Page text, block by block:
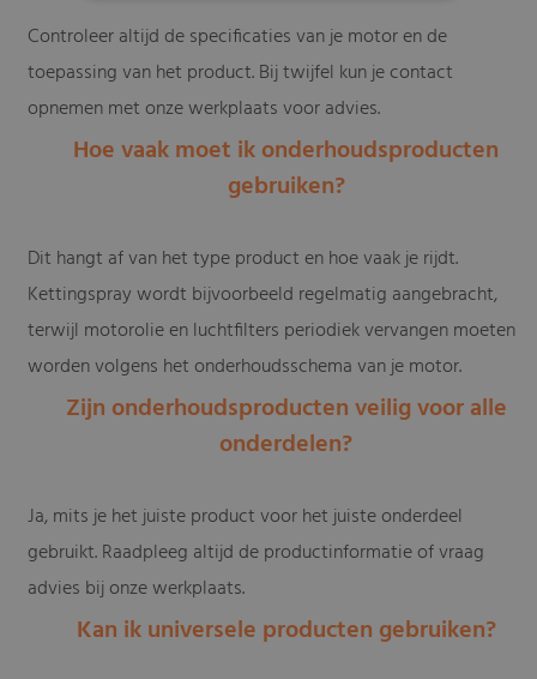
Controleer altijd de specificaties van je motor en de
toepassing van het product. Bij twijfel kun je contact
opnemen met onze werkplaats voor advies.
Hoe vaak moet ik onderhoudsproducten
gebruiken?
Dit hangt af van het type product en hoe vaak je rijdt.
Kettingspray wordt bijvoorbeeld regelmatig aangebracht,
terwijl motorolie en luchtfilters periodiek vervangen moeten
worden volgens het onderhoudsschema van je motor.
Zijn onderhoudsproducten veilig voor alle
onderdelen?
Ja, mits je het juiste product voor het juiste onderdeel
gebruikt. Raadpleeg altijd de productinformatie of vraag
advies bij onze werkplaats.
Kan ik universele producten gebruiken?